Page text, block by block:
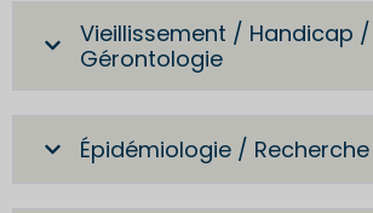
Vieillissement / Handicap /
Gérontologie
Épidémiologie /